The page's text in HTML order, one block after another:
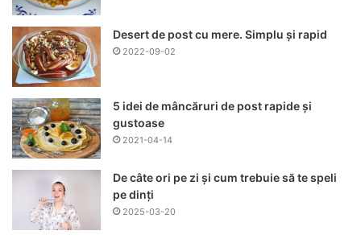
Desert de post cu mere. Simplu și rapid
2022-09-02
5 idei de mâncăruri de post rapide și
gustoase
2021-04-14
De câte ori pe zi și cum trebuie să te speli
pe dinți
2025-03-20